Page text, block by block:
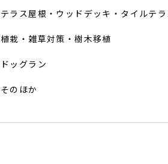
テラス屋根・ウッドデッキ・タイルテ
植栽・雑草対策・樹木移植
ドッグラン
そのほか